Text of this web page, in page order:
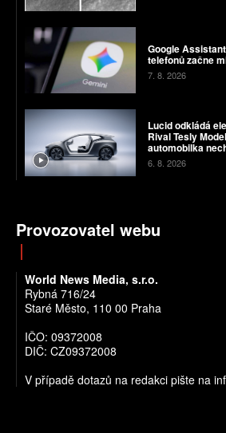
Google
telefonů začne
7. 8. 2026
Lucid odkládá
Rival Tesly
automobilka
chyby
6. 8. 2026
Provozovatel webu
World News Media, s.r.o.
Rybná 716/24
Staré Město, 110 00 Praha
IČO: 09372008
DIČ: CZ09372008
V případě dotazů na redakci pište na